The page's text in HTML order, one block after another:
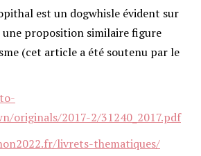
est un dogwhisle évident sur
une proposition similaire figure
(cet article a été soutenu par le
originals/2017-2/31240_2017.pdf
livrets-thematiques/